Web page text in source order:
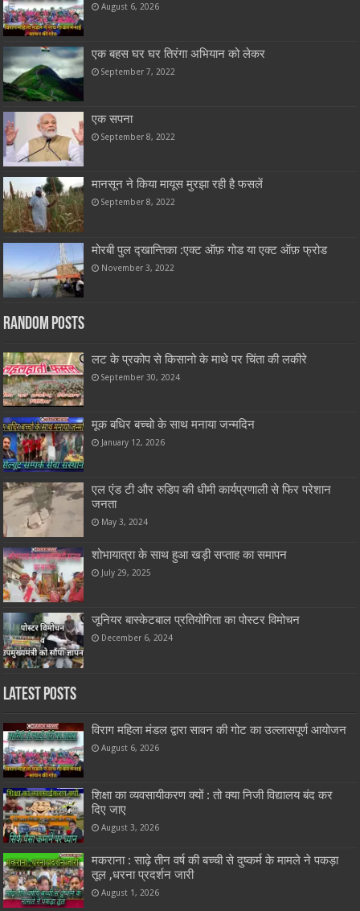
August 6, 2026
एक बहस घर घर तिरंगा अभियान को लेकर
September 7, 2022
एक सपना
September 8, 2022
मानसून ने किया मायूस मुरझा रही है फसलें
September 8, 2022
मोरबी पुल द्खान्तिका :एक्ट ऑफ़ गोड या एक्ट ऑफ़ फ्रोड
November 3, 2022
Random Posts
लट के प्रकोप से किसानो के माथे पर चिंता की लकीरे
September 30, 2024
मूक बधिर बच्चो के साथ मनाया जन्मदिन
January 12, 2026
एल एंड टी और रुडिप की धीमी कार्यप्रणाली से फिर परेशान
जनता
May 3, 2024
शोभायात्रा के साथ हुआ खड़ी सप्ताह का समापन
July 29, 2025
जूनियर बास्केटबाल प्रतियोगिता का पोस्टर विमोचन
December 6, 2024
Latest Posts
विराग महिला मंडल द्वारा सावन की गोट का उल्लासपूर्ण आयोजन
August 6, 2026
शिक्षा का व्यवसायीकरण क्यों : तो क्या निजी विद्यालय बंद कर
दिए जाए
August 3, 2026
मकराना : साढ़े तीन वर्ष की बच्ची से दुष्कर्म के मामले ने पकड़ा
तूल ,धरना प्रदर्शन जारी
August 1, 2026